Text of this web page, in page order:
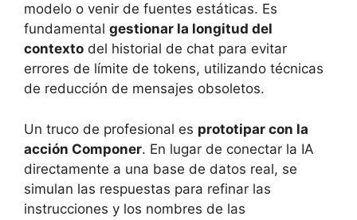
modelo o venir de fuentes estáticas. Es
fundamental gestionar la longitud del
contexto del historial de chat para evitar
errores de límite de tokens, utilizando técnicas
de reducción de mensajes obsoletos.
Un truco de profesional es prototipar con la
acción Componer. En lugar de conectar la IA
directamente a una base de datos real, se
simulan las respuestas para refinar las
instrucciones y los nombres de las